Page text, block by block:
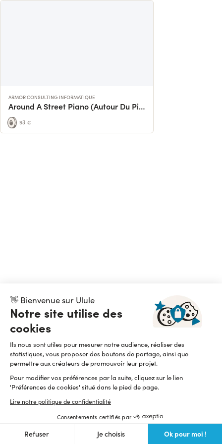
👋 Bienvenue sur Ulule
Notre site utilise des
cookies
Ils nous sont utiles pour mesurer notre audience, réaliser des
statistiques, vous proposer des boutons de partage, ainsi que
permettre aux créateurs de promouvoir leur projet.
Pour modifier vos préférences par la suite, cliquez sur le lien
'Préférences de cookies' situé dans le pied de page.
Lire notre politique de confidentialité
Consentements certifiés par
Refuser Je choisis Ok pour moi !
ARMOR CONSULTING INFORMATIQUE
Around A Street Piano (Autour Du Piano de rue)
93 €